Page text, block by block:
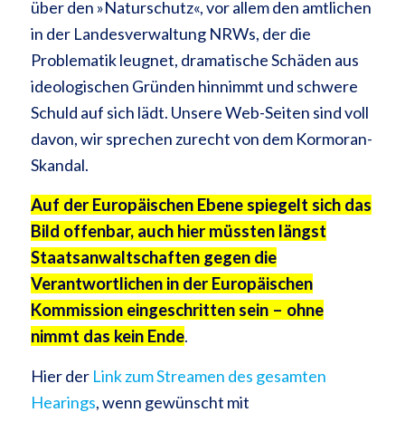
über den »Naturschutz«, vor allem den amtlichen
in der Landesverwaltung NRWs, der die
Problematik leugnet, dramatische Schäden aus
ideologischen Gründen hinnimmt und schwere
Schuld auf sich lädt. Unsere Web-Seiten sind voll
davon, wir sprechen zurecht von dem Kormoran-
Skandal.
Auf der Europäischen Ebene spiegelt sich das
Bild offenbar, auch hier müssten längst
Staatsanwaltschaften gegen die
Verantwortlichen in der Europäischen
Kommission eingeschritten sein – ohne
nimmt das kein Ende.
Hier der Link zum Streamen des gesamten
Hearings, wenn gewünscht mit